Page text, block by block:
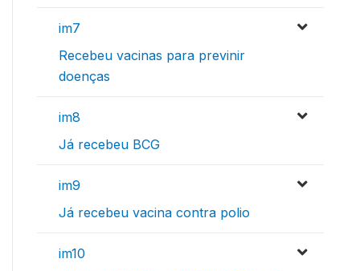
im7
Recebeu vacinas para previnir
doenças
im8
Já recebeu BCG
im9
Já recebeu vacina contra polio
im10